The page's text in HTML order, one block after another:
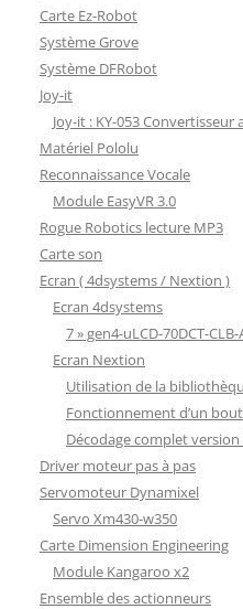
Carte Ez-Robot
Système Grove
Système DFRobot
Joy-it
Joy-it : KY-053
Matériel Pololu
Reconnaissance Vocale
Module EasyVR 3.0
Rogue Robotics lecture MP3
Carte son
Ecran ( 4dsystems / Nextion )
Ecran 4dsystems
7 » gen4-uLCD-70DCT-CLB-
Ecran Nextion
Utilisation de la
Fonctionnement d’un
Décodage complet version
Driver moteur pas à pas
Servomoteur Dynamixel
Servo Xm430-w350
Carte Dimension Engineering
Module Kangaroo x2
Ensemble des actionneurs